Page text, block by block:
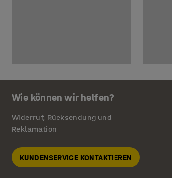
Wie können wir helfen?
Widerruf, Rücksendung und
Reklamation
KUNDENSERVICE KONTAKTIEREN